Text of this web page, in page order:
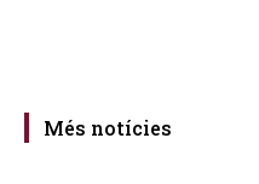
Més notícies